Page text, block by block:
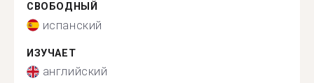
СВОБОДНЫЙ
испанский
ИЗУЧАЕТ
английский